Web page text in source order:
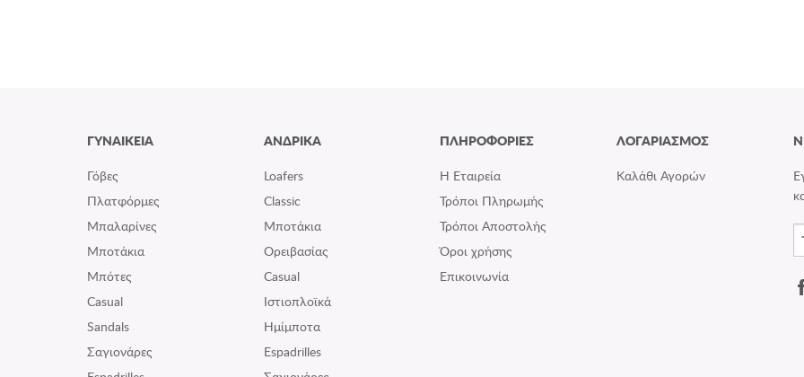
ΓΥΝΑΙΚΕΙΑ
Γόβες
Πλατφόρμες
Μπαλαρίνες
Μποτάκια
Μπότες
Casual
Sandals
Σαγιονάρες
ΑΝΔΡΙΚΑ
Loafers
Classic
Μποτάκια
Ορειβασίας
Casual
Ιστιοπλοϊκά
Ημίμποτα
Espadrilles
ΠΛΗΡΟΦΟΡΙΕΣ
Η Εταιρεία
Τρόποι Πληρωμής
Τρόποι Αποστολής
Όροι χρήσης
Επικοινωνία
ΛΟΓΑΡΙΑΣΜΟΣ
Καλάθι Αγορών